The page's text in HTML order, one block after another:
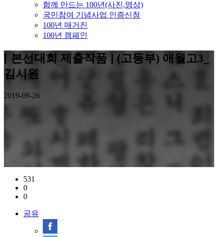
함께 만드는 100년(사진,영상)
국민참여 기념사업 인증신청
100년 매거진
100년 캠페인
[ 본선대회 제출작품 ] (고등부) 애월고3_
김시원
2019-09-26
531
0
0
공유